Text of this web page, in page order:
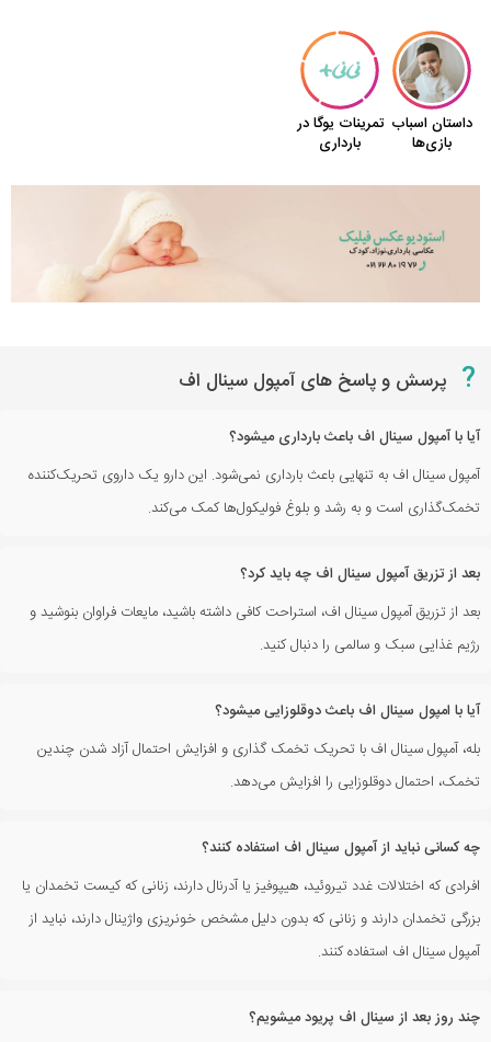
? پرسش و پاسخ های آمپول سینال اف
آیا با آمپول سینال اف باعث بارداری میشود؟
آمپول سینال اف به تنهایی باعث بارداری نمی‌شود. این دارو یک داروی تحریک‌کننده
تخمک‌گذاری است و به رشد و بلوغ فولیکول‌ها کمک می‌کند.
بعد از تزریق آمپول سینال اف چه باید کرد؟
بعد از تزریق آمپول سینال اف، استراحت کافی داشته باشید، مایعات فراوان بنوشید و
رژیم غذایی سبک و سالمی را دنبال کنید.
آیا با امپول سینال اف باعث دوقلوزایی میشود؟
بله، آمپول سینال اف با تحریک تخمک گذاری و افزایش احتمال آزاد شدن چندین
تخمک، احتمال دوقلوزایی را افزایش می‌دهد.
چه کسانی نباید از آمپول سینال اف استفاده کنند؟
افرادی که اختلالات غدد تیروئید، هیپوفیز یا آدرنال دارند، زنانی که کیست تخمدان یا
بزرگی تخمدان دارند و زنانی که بدون دلیل مشخص خونریزی واژینال دارند، نباید از
آمپول سینال اف استفاده کنند.
چند روز بعد از سینال اف پریود میشویم؟